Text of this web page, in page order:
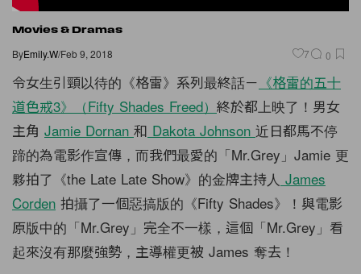
Movies & Dramas
ByEmily.W/Feb 9, 2018 7 0
令女生引頸以待的《格雷》系列最終話－ 《格雷的五十
道色戒3》（Fifty Shades Freed） 終於都上映了！男女
主角 Jamie Dornan 和 Dakota Johnson 近日都馬不停
蹄的為電影作宣傳，而我們最愛的「Mr.Grey」Jamie 更
夥拍了《the Late Late Show》的金牌主持人 James
Corden 拍攝了一個惡搞版的《Fifty Shades》！與電影
原版中的「Mr.Grey」完全不一樣，這個「Mr.Grey」看
起來沒有那麼強勢，主導權更被 James 奪去！